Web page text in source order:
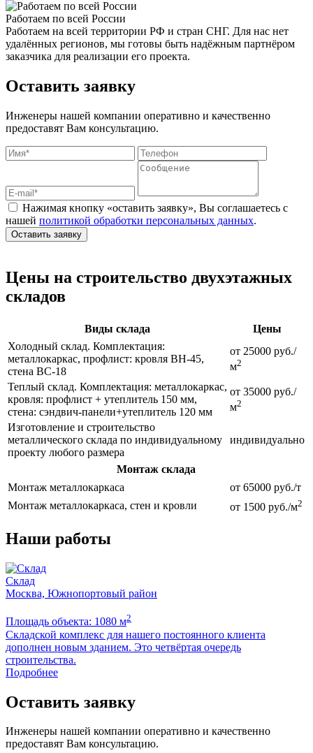
Работаем по всей России
Работаем на всей территории РФ и стран СНГ. Для нас нет
удалённых регионов, мы готовы быть надёжным партнёром
заказчика для реализации его проекта.
Оставить заявку
Инженеры нашей компании оперативно и качественно
предоставят Вам консультацию.
Нажимая кнопку «оставить заявку», Вы соглашаетесь с
нашей политикой обработки персональных данных.
Оставить заявку
Цены на строительство двухэтажных
складов
Виды склада
Цены
Холодный склад. Комплектация:
металлокаркас, профлист: кровля ВН-45,
стена ВС-18
от 25000 руб./
м2
Теплый склад. Комплектация: металлокаркас,
кровля: профлист + утеплитель 150 мм,
стена: сэндвич-панели+утеплитель 120 мм
от 35000 руб./
м2
Изготовление и строительство
металлического склада по индивидуальному
проекту любого размера
индивидуально
Монтаж склада
Монтаж металлокаркаса
от 65000 руб./т
Монтаж металлокаркаса, стен и кровли
от 1500 руб./м2
Наши работы
Склад
Москва, Южнопортовый район
Площадь объекта: 1080 м2
Складской комплекс для нашего постоянного клиента
дополнен новым зданием. Это четвёртая очередь
строительства.
Подробнее
Оставить заявку
Инженеры нашей компании оперативно и качественно
предоставят Вам консультацию.